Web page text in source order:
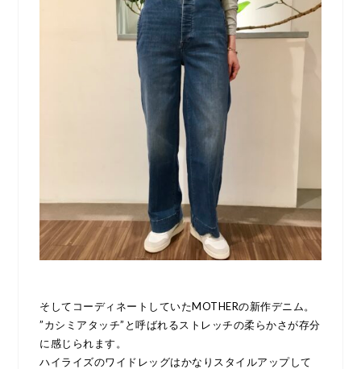
そしてコーディネートしていたMOTHERの新作デニム。
”カシミアタッチ”と呼ばれるストレッチの柔らかさが存分
に感じられます。
ハイライズのワイドレッグはかなりスタイルアップして